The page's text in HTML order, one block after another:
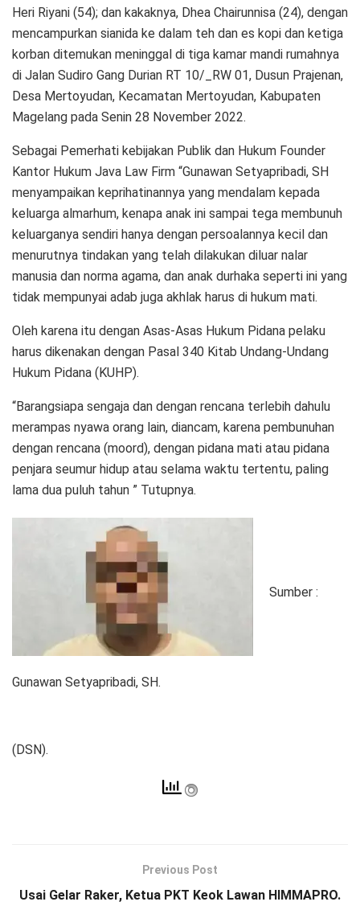
Heri Riyani (54); dan kakaknya, Dhea Chairunnisa (24), dengan
mencampurkan sianida ke dalam teh dan es kopi dan ketiga
korban ditemukan meninggal di tiga kamar mandi rumahnya
di Jalan Sudiro Gang Durian RT 10/_RW 01, Dusun Prajenan,
Desa Mertoyudan, Kecamatan Mertoyudan, Kabupaten
Magelang pada Senin 28 November 2022.
Sebagai Pemerhati kebijakan Publik dan Hukum Founder
Kantor Hukum Java Law Firm “Gunawan Setyapribadi, SH
menyampaikan keprihatinannya yang mendalam kepada
keluarga almarhum, kenapa anak ini sampai tega membunuh
keluarganya sendiri hanya dengan persoalannya kecil dan
menurutnya tindakan yang telah dilakukan diluar nalar
manusia dan norma agama, dan anak durhaka seperti ini yang
tidak mempunyai adab juga akhlak harus di hukum mati.
Oleh karena itu dengan Asas-Asas Hukum Pidana pelaku
harus dikenakan dengan Pasal 340 Kitab Undang-Undang
Hukum Pidana (KUHP).
“Barangsiapa sengaja dan dengan rencana terlebih dahulu
merampas nyawa orang lain, diancam, karena pembunuhan
dengan rencana (moord), dengan pidana mati atau pidana
penjara seumur hidup atau selama waktu tertentu, paling
lama dua puluh tahun ” Tutupnya.
Sumber :
Gunawan Setyapribadi, SH.
(DSN).
Previous Post
Usai Gelar Raker, Ketua PKT Keok Lawan HIMMAPRO.